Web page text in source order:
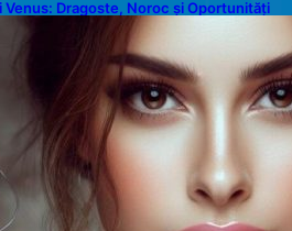
Venus: Dragoste, Noroc și Oportunități
și Balanțe în Weekendul 8-9 August